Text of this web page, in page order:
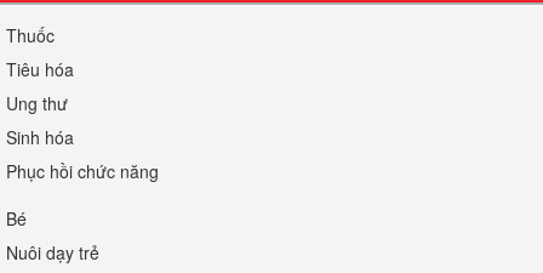
Thuốc
Tiêu hóa
Ung thư
Sinh hóa
Phục hồi chức năng
Bé
Nuôi dạy trẻ